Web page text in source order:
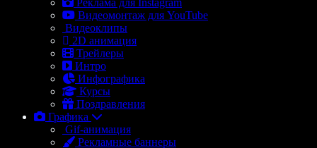
Реклама для Instagram
Видеомонтаж для YouTube
Видеоклипы
2D анимация
Трейлеры
Интро
Инфографика
Курсы
Поздравления
Графика
Gif-анимация
Рекламные баннеры